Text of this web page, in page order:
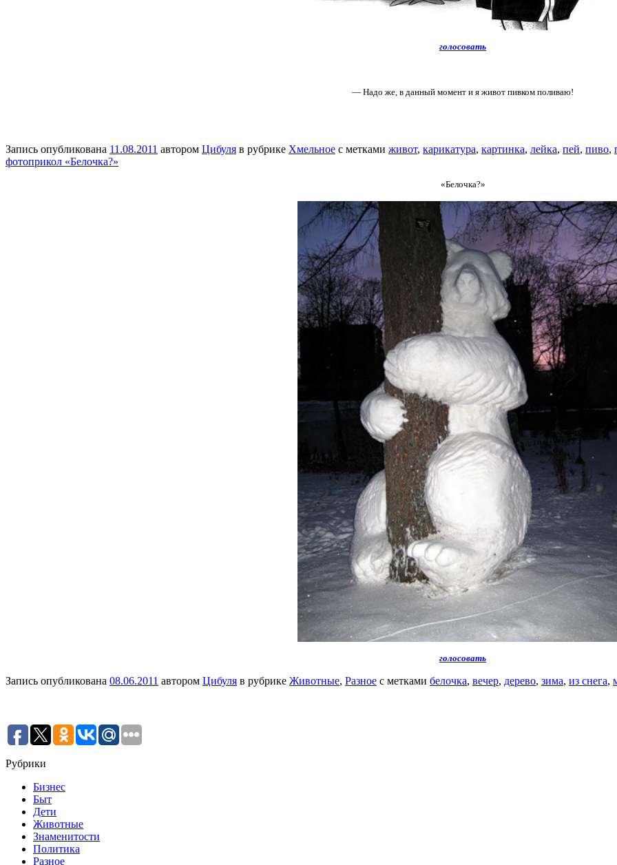
голосовать
— Надо же, в данный момент и я живот пивком поливаю!
Запись опубликована 11.08.2011 автором Цибуля в рубрике Хмельное с метками живот, карикатура, картинка, лейка, пей, пиво,
фотоприкол «Белочка?»
«Белочка?»
голосовать
Запись опубликована 08.06.2011 автором Цибуля в рубрике Животные, Разное с метками белочка, вечер, дерево, зима, из снега,
Рубрики
Бизнес
Быт
Дети
Животные
Знаменитости
Политика
Разное